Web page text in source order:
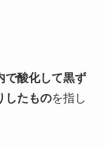
で酸化して黒ず
したものを指し